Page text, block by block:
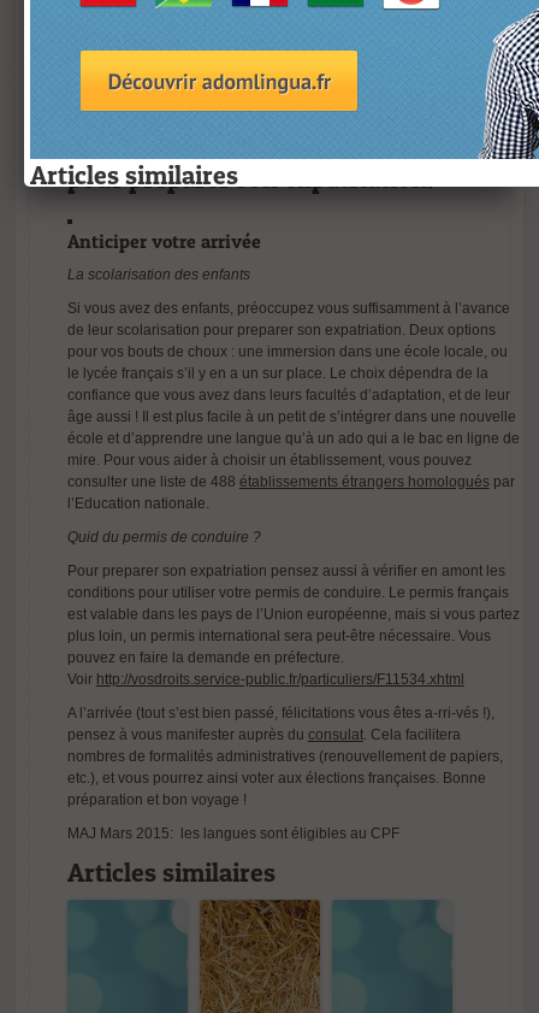
formalités douanières pour ne pas avoir de souci.
Une fois la perle trouvée, n’oubliez pas
d’organiser le suivi de votre courrier,
et de contacter votre banque pour
transférer ou clôturer votre compte
pour preparer son expatriation.
Anticiper votre arrivée
La scolarisation des enfants
Si vous avez des enfants, préoccupez vous suffisamment à l’avance
de leur scolarisation pour preparer son expatriation. Deux options
pour vos bouts de choux : une immersion dans une école locale, ou
le lycée français s’il y en a un sur place. Le choix dépendra de la
confiance que vous avez dans leurs facultés d’adaptation, et de leur
âge aussi ! Il est plus facile à un petit de s’intégrer dans une nouvelle
école et d’apprendre une langue qu’à un ado qui a le bac en ligne de
mire. Pour vous aider à choisir un établissement, vous pouvez
consulter une liste de 488 établissements étrangers homologuéspar
l’Education nationale.
Quid du permis de conduire ?
Pour preparer son expatriation pensez aussi à vérifier en amont les
conditions pour utiliser votre permis de conduire. Le permis français
est valable dans les pays de l’Union européenne, mais si vous partez
plus loin, un permis international sera peut-être nécessaire. Vous
pouvez en faire la demande en préfecture.
Voir http://vosdroits.service-public.fr/particuliers/F11534.xhtml
A l’arrivée (tout s’est bien passé, félicitations vous êtes a-rri-vés !),
pensez à vous manifester auprès du consulat. Cela facilitera
nombres de formalités administratives (renouvellement de papiers,
etc.), et vous pourrez ainsi voter aux élections françaises. Bonne
préparation et bon voyage !
MAJ Mars 2015: les langues sont éligibles au CPF
Articles similaires
Articles similaires
Mon Compte
Formation
(CPF) en 2025
: Les Chiffres
Révèlent les
Tendances
Clés !
Bilinguisme
chez les
enfants et les
jeunes : quand
les langues
sont un
avantage
un atout pour
l’avenir
Vive la journee
europeenne
des langues !
L’Impact
des LLM sur
les Langues
Rares :
Perspectives
Innovations
Rentrée 2012 :
Record
d’adeptes de la
langue arabe